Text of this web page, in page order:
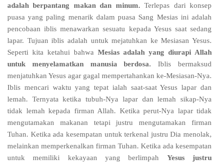
adalah berpantang makan dan minum. Terlepas dari konsep
puasa yang paling menarik dalam puasa Sang Mesias ini adalah
pencobaan iblis menawarkan sesuatu kepada Yesus saat sedang
lapar. Tujuan iblis adalah untuk mejatuhkan ke Mesiasan Yesus.
Seperti kita ketahui bahwa Mesias adalah yang diurapi Allah
untuk menyelamatkan manusia berdosa. Iblis bermaksud
menjatuhkan Yesus agar gagal mempertahankan ke-Mesiasan-Nya.
Iblis mencari waktu yang tepat ialah saat-saat Yesus lapar dan
lemah. Ternyata ketika tubuh-Nya lapar dan lemah sikap-Nya
tidak lemah kepada firman Allah. Ketika perut-Nya lapar tidak
mengutamakan makanan tetapi justru mengutamakan firman
Tuhan. Ketika ada kesempatan untuk terkenal justru Dia menolak,
melainkan memperkenalkan firman Tuhan. Ketika ada kesempatan
untuk memiliki kekayaan yang berlimpah Yesus justru